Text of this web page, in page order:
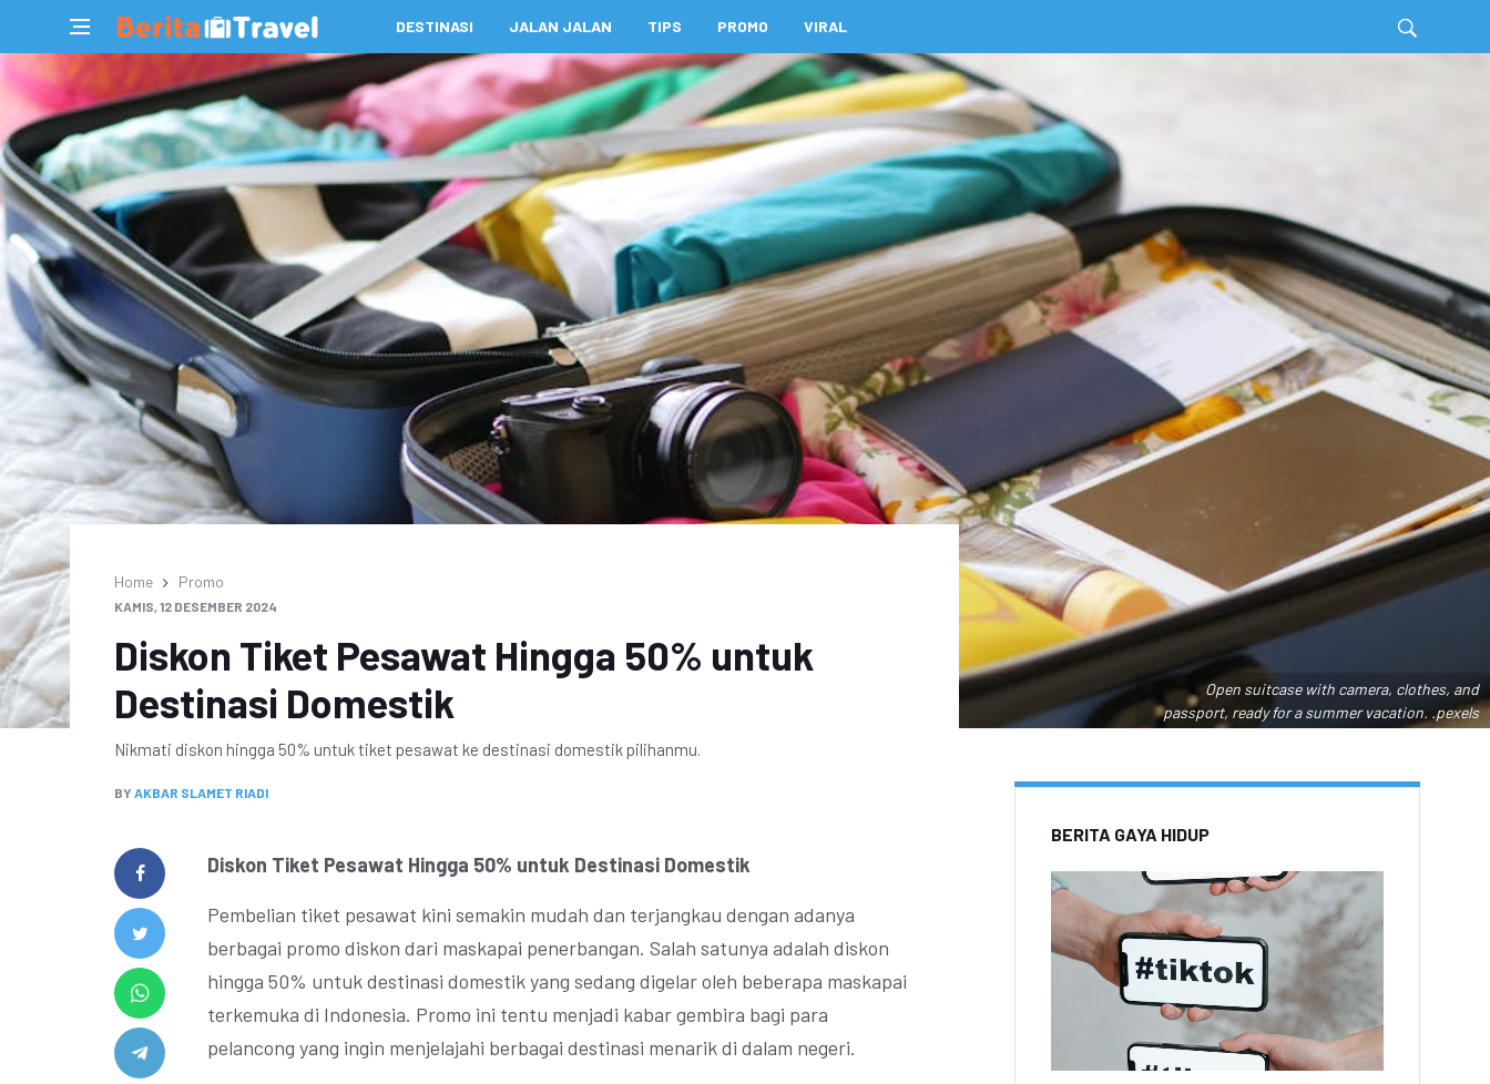
DESTINASI JALAN JALAN TIPS PROMO VIRAL
Open suitcase with camera, clothes, and
passport, ready for a summer vacation. .pexels
Home Promo
KAMIS, 12 DESEMBER 2024
Diskon Tiket Pesawat Hingga 50% untuk
Destinasi Domestik
Nikmati diskon hingga 50% untuk tiket pesawat ke destinasi domestik pilihanmu.
BY AKBAR SLAMET RIADI
Diskon Tiket Pesawat Hingga 50% untuk Destinasi Domestik
Pembelian tiket pesawat kini semakin mudah dan terjangkau dengan adanya
berbagai promo diskon dari maskapai penerbangan. Salah satunya adalah diskon
hingga 50% untuk destinasi domestik yang sedang digelar oleh beberapa maskapai
terkemuka di Indonesia. Promo ini tentu menjadi kabar gembira bagi para
pelancong yang ingin menjelajahi berbagai destinasi menarik di dalam negeri.
BERITA GAYA HIDUP